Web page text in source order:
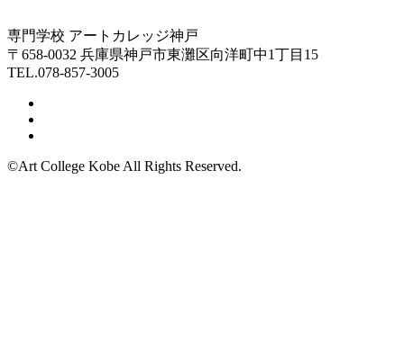
専門学校 アートカレッジ神戸
〒658-0032 兵庫県神戸市東灘区向洋町中1丁目15
TEL.078-857-3005
©Art College Kobe All Rights Reserved.